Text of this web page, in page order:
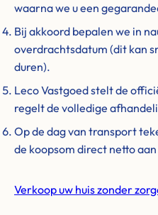
waarna we u een
Bij akkoord bepalen we in
overdrachtsdatum (dit kan
duren).
Leco Vastgoed stelt de
regelt de volledige
Op de dag van transport
de koopsom direct netto
Verkoop uw huis zonder